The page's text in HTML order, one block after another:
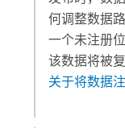
何调整数据
一个未注册
该数据将被
关于将数据